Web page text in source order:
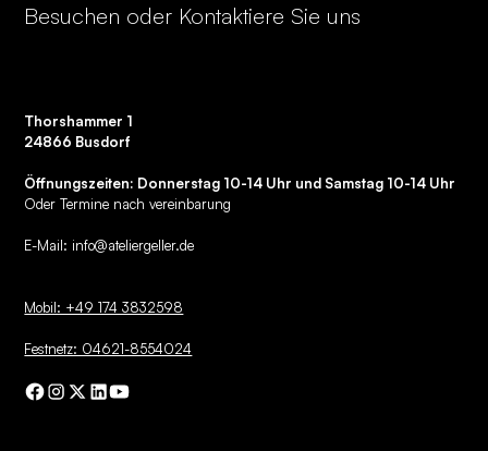
Besuchen oder Kontaktiere Sie uns
Thorshammer 1
24866 Busdorf
Öffnungszeiten: Donnerstag 10-14 Uhr und Samstag 10-14 Uhr
Oder Termine nach vereinbarung
E-Mail: info@ateliergeller.de
Mobil: +49 174 3832598
Festnetz: 04621-8554024